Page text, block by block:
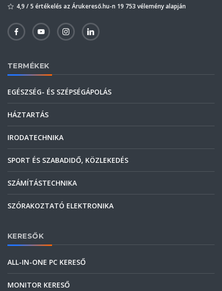
4,9 / 5 értékelés az Árukereső.hu-n 19 753 vélemény alapján
TERMÉKEK
EGÉSZSÉG- ÉS SZÉPSÉGÁPOLÁS
HÁZTARTÁS
IRODATECHNIKA
SPORT ÉS SZABADIDŐ, KÖZLEKEDÉS
SZÁMÍTÁSTECHNIKA
SZÓRAKOZTATÓ ELEKTRONIKA
KERESŐK
ALL-IN-ONE PC KERESŐ
MONITOR KERESŐ